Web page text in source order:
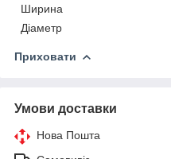
Ширина
Діаметр
Приховати
Умови доставки
Нова Пошта